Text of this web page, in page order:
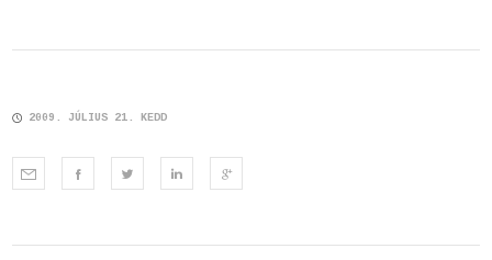
2009. JÚLIUS 21. KEDD